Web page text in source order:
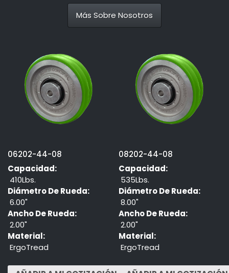
Más Sobre Nosotros
06202-44-08
Capacidad:
410Lbs.
Diámetro De Rueda:
6.00"
Ancho De Rueda:
2.00"
Material:
ErgoTread
08202-44-08
Capacidad:
535Lbs.
Diámetro De Rueda:
8.00"
Ancho De Rueda:
2.00"
Material:
ErgoTread